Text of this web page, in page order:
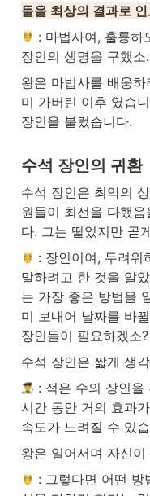
들을 최상의 결과로
: 마법사여, 훌륭하
장인의 생명을 구했소.
왕은 마법사를 배웅
미 가버린 이후 였습
장인을 불렀습니다.
수석 장인의 귀환
수석 장인은 최악의
원들이 최선을 다했
다. 그는 떨었지만 곧
: 장인이여, 두려워
말하려고 한 것을 알
는 가장 좋은 방법을
미 보내어 날짜를 바
장인들이 필요하겠소?
수석 장인은 짧게 생
: 적은 수의 장인을
시간 동안 거의 효과
속도가 느려질 수 있
왕은 일어서며 자신
: 그렇다면 어떤 방